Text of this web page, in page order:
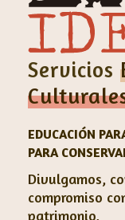
Servicios
EDUCACIÓN
PARA
Divulgamos,
compromiso
patrimonio,